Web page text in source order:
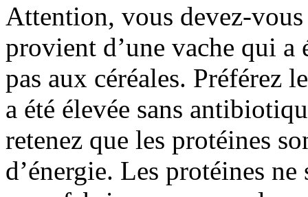
Attention, vous devez-
provient d’une vache qui a
pas aux céréales. Préférez
a été élevée sans
retenez que les protéines
d’énergie. Les protéines ne